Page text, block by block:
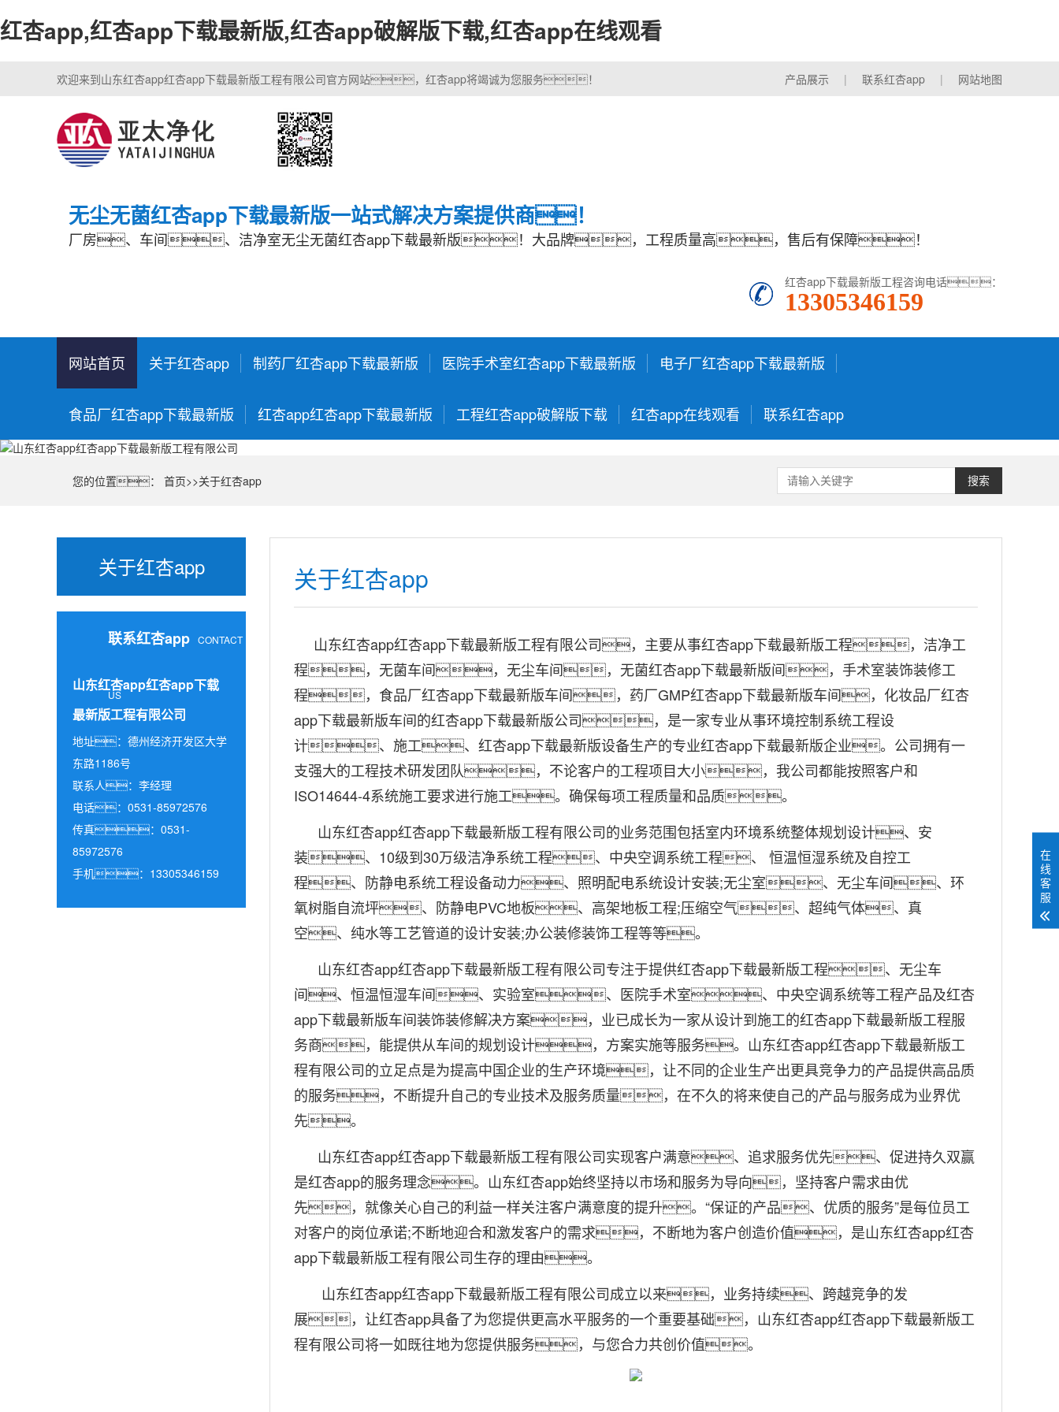
红杏app,红杏app下载最新版,红杏app破解版下载,红杏app在线观看
产品展示 | 联系红杏app | 网站地图
欢迎来到山东红杏app红杏app下载最新版工程有限公司官方网站，红杏app将竭诚为您服务！
无尘无菌红杏app下载最新版一站式解决方案提供商！
厂房、车间、洁净室无尘无菌红杏app下载最新版！大品牌，工程质量高，售后有保障！
红杏app下载最新版工程咨询电话：
13305346159
网站首页 关于红杏app 制药厂红杏app下载最新版 医院手术室红杏app下载最新版 电子厂红杏app下载最新版
食品厂红杏app下载最新版 红杏app红杏app下载最新版 工程红杏app破解版下载 红杏app在线观看 联系红杏app
搜索
您的位置： 首页>>关于红杏app
关于红杏app
联系红杏app CONTACT
US
山东红杏app红杏app下载
最新版工程有限公司
地址：德州经济开发区大学
东路1186号
联系人：李经理
电话：0531-85972576
传真：0531-
85972576
手机：13305346159
关于红杏app
山东红杏app红杏app下载最新版工程有限公司，主要从事红杏app下载最新版工程，洁净工
程，无菌车间，无尘车间，无菌红杏app下载最新版间，手术室装饰装修工
程，食品厂红杏app下载最新版车间，药厂GMP红杏app下载最新版车间，化妆品厂红杏
app下载最新版车间的红杏app下载最新版公司，是一家专业从事环境控制系统工程设
计、施工、红杏app下载最新版设备生产的专业红杏app下载最新版企业。公司拥有一
支强大的工程技术研发团队，不论客户的工程项目大小，我公司都能按照客户和
ISO14644-4系统施工要求进行施工。确保每项工程质量和品质。
山东红杏app红杏app下载最新版工程有限公司的业务范围包括室内环境系统整体规划设计、安
装、10级到30万级洁净系统工程、中央空调系统工程、 恒温恒湿系统及自控工
程、防静电系统工程设备动力、照明配电系统设计安装;无尘室、无尘车间、环
氧树脂自流坪、防静电PVC地板、高架地板工程;压缩空气、超纯气体、真
空、纯水等工艺管道的设计安装;办公装修装饰工程等等。
山东红杏app红杏app下载最新版工程有限公司专注于提供红杏app下载最新版工程、无尘车
间、恒温恒湿车间、实验室、医院手术室、中央空调系统等工程产品及红杏
app下载最新版车间装饰装修解决方案，业已成长为一家从设计到施工的红杏app下载最新版工程服
务商，能提供从车间的规划设计，方案实施等服务。山东红杏app红杏app下载最新版工
程有限公司的立足点是为提高中国企业的生产环境，让不同的企业生产出更具竞争力的产品提供高品质
的服务，不断提升自己的专业技术及服务质量，在不久的将来使自己的产品与服务成为业界优
先。
山东红杏app红杏app下载最新版工程有限公司实现客户满意、追求服务优先、促进持久双赢
是红杏app的服务理念。山东红杏app始终坚持以市场和服务为导向，坚持客户需求由优
先，就像关心自己的利益一样关注客户满意度的提升。“保证的产品、优质的服务”是每位员工
对客户的岗位承诺;不断地迎合和激发客户的需求，不断地为客户创造价值，是山东红杏app红杏
app下载最新版工程有限公司生存的理由。
山东红杏app红杏app下载最新版工程有限公司成立以来，业务持续、跨越竞争的发
展，让红杏app具备了为您提供更高水平服务的一个重要基础，山东红杏app红杏app下载最新版工
程有限公司将一如既往地为您提供服务，与您合力共创价值。
在
线
客
服